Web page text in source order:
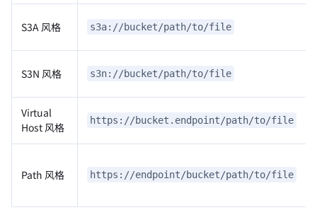
S3A 风格 s3a://bucket/path/to/file
S3N 风格 s3n://bucket/path/to/file
Virtual
Host 风格
https://bucket.endpoint/path/to/file
Path 风格 https://endpoint/bucket/path/to/file